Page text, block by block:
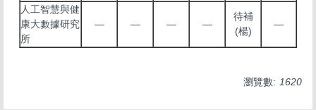
人工智慧與健
康大數據研究
所
— — — —
待補
(楊)
—
瀏覽數: 1620